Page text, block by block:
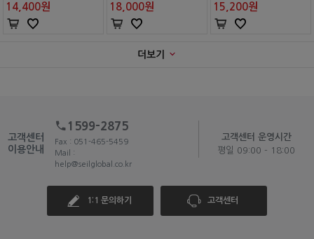
14,400원 18,000원 15,200원
더보기
고객센터
이용안내
1599-2875
Fax : 051-465-5459
Mail :
help@seilglobal.co.kr
고객센터 운영시간
평일 09:00 - 18:00
1:1 문의하기 고객센터